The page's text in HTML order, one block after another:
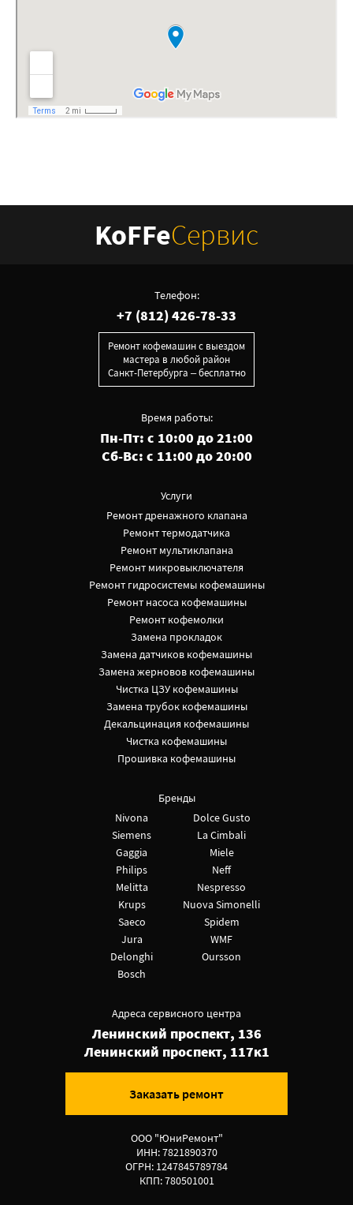
KoFFeСервис
Телефон:
+7 (812) 426-78-33
Ремонт кофемашин с выездом
мастера в любой район
Санкт-Петербурга – бесплатно
Время работы:
Пн-Пт: с 10:00 до 21:00
Сб-Вс: с 11:00 до 20:00
Услуги
Ремонт дренажного клапана
Ремонт термодатчика
Ремонт мультиклапана
Ремонт микровыключателя
Ремонт гидросистемы кофемашины
Ремонт насоса кофемашины
Ремонт кофемолки
Замена прокладок
Замена датчиков кофемашины
Замена жерновов кофемашины
Чистка ЦЗУ кофемашины
Замена трубок кофемашины
Декальцинация кофемашины
Чистка кофемашины
Прошивка кофемашины
Бренды
Nivona
Siemens
Gaggia
Philips
Melitta
Krups
Saeco
Jura
Delonghi
Bosch
Dolce Gusto
La Cimbali
Miele
Neff
Nespresso
Nuova Simonelli
Spidem
WMF
Oursson
Адреса сервисного центра
Ленинский проспект, 136
Ленинский проспект, 117к1
Заказать ремонт
ООО "ЮниРемонт"
ИНН: 7821890370
ОГРН: 1247845789784
КПП: 780501001